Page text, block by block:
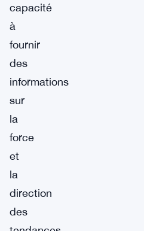
capacité
à
fournir
des
informations
sur
la
force
et
la
direction
des